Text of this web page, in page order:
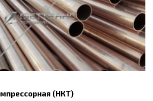
(НКТ)